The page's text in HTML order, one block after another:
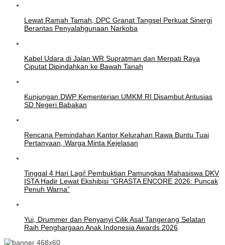
Lewat Ramah Tamah, DPC Granat Tangsel Perkuat Sinergi
Berantas Penyalahgunaan Narkoba
Kabel Udara di Jalan WR Supratman dan Merpati Raya
Ciputat Dipindahkan ke Bawah Tanah
Kunjungan DWP Kementerian UMKM RI Disambut Antusias
SD Negeri Babakan
Rencana Pemindahan Kantor Kelurahan Rawa Buntu Tuai
Pertanyaan, Warga Minta Kejelasan
Tinggal 4 Hari Lagi! Pembuktian Pamungkas Mahasiswa DKV
ISTA Hadir Lewat Ekshibisi “GRASTA ENCORE 2026: Puncak
Penuh Warna”
Yui, Drummer dan Penyanyi Cilik Asal Tangerang Selatan
Raih Penghargaan Anak Indonesia Awards 2026